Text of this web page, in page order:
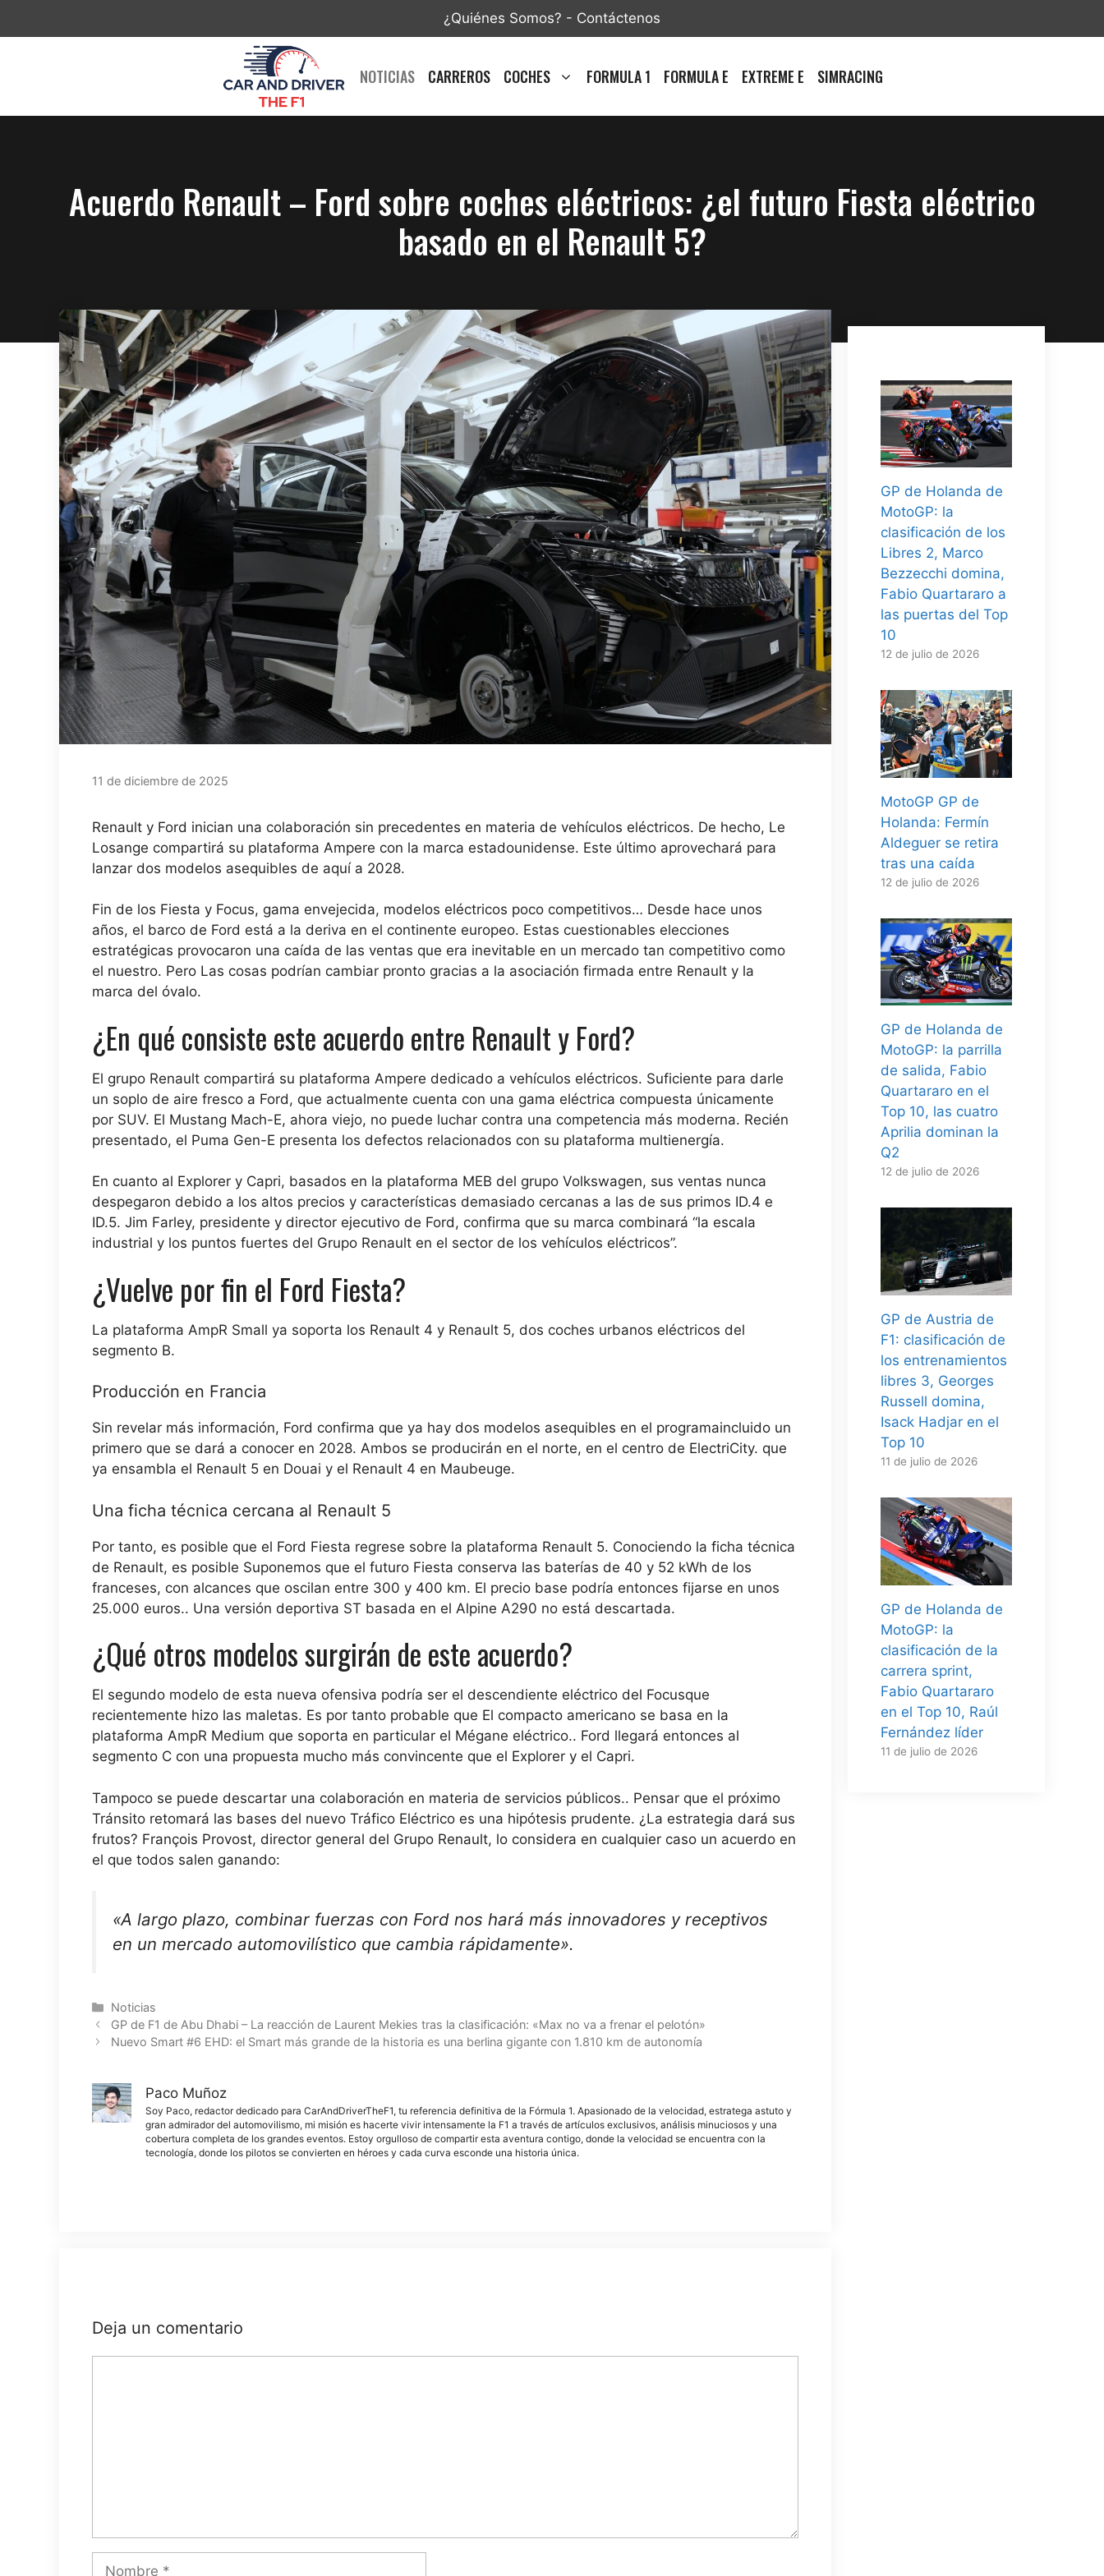
¿Quiénes Somos? - Contáctenos
NOTICIAS CARREROS COCHES FORMULA 1 FORMULA E EXTREME E SIMRACING
Acuerdo Renault – Ford sobre coches eléctricos: ¿el futuro Fiesta eléctrico
basado en el Renault 5?
11 de diciembre de 2025
Renault y Ford inician una colaboración sin precedentes en materia de vehículos eléctricos. De hecho, Le
Losange compartirá su plataforma Ampere con la marca estadounidense. Este último aprovechará para
lanzar dos modelos asequibles de aquí a 2028.
Fin de los Fiesta y Focus, gama envejecida, modelos eléctricos poco competitivos… Desde hace unos
años, el barco de Ford está a la deriva en el continente europeo. Estas cuestionables elecciones
estratégicas provocaron una caída de las ventas que era inevitable en un mercado tan competitivo como
el nuestro. Pero Las cosas podrían cambiar pronto gracias a la asociación firmada entre Renault y la
marca del óvalo.
¿En qué consiste este acuerdo entre Renault y Ford?
El grupo Renault compartirá su plataforma Ampere dedicado a vehículos eléctricos. Suficiente para darle
un soplo de aire fresco a Ford, que actualmente cuenta con una gama eléctrica compuesta únicamente
por SUV. El Mustang Mach-E, ahora viejo, no puede luchar contra una competencia más moderna. Recién
presentado, el Puma Gen-E presenta los defectos relacionados con su plataforma multienergía.
En cuanto al Explorer y Capri, basados ​​en la plataforma MEB del grupo Volkswagen, sus ventas nunca
despegaron debido a los altos precios y características demasiado cercanas a las de sus primos ID.4 e
ID.5. Jim Farley, presidente y director ejecutivo de Ford, confirma que su marca combinará “la escala
industrial y los puntos fuertes del Grupo Renault en el sector de los vehículos eléctricos”.
¿Vuelve por fin el Ford Fiesta?
La plataforma AmpR Small ya soporta los Renault 4 y Renault 5, dos coches urbanos eléctricos del
segmento B.
Producción en Francia
Sin revelar más información, Ford confirma que ya hay dos modelos asequibles en el programaincluido un
primero que se dará a conocer en 2028. Ambos se producirán en el norte, en el centro de ElectriCity. que
ya ensambla el Renault 5 en Douai y el Renault 4 en Maubeuge.
Una ficha técnica cercana al Renault 5
Por tanto, es posible que el Ford Fiesta regrese sobre la plataforma Renault 5. Conociendo la ficha técnica
de Renault, es posible Suponemos que el futuro Fiesta conserva las baterías de 40 y 52 kWh de los
franceses, con alcances que oscilan entre 300 y 400 km. El precio base podría entonces fijarse en unos
25.000 euros.. Una versión deportiva ST basada en el Alpine A290 no está descartada.
¿Qué otros modelos surgirán de este acuerdo?
El segundo modelo de esta nueva ofensiva podría ser el descendiente eléctrico del Focusque
recientemente hizo las maletas. Es por tanto probable que El compacto americano se basa en la
plataforma AmpR Medium que soporta en particular el Mégane eléctrico.. Ford llegará entonces al
segmento C con una propuesta mucho más convincente que el Explorer y el Capri.
Tampoco se puede descartar una colaboración en materia de servicios públicos.. Pensar que el próximo
Tránsito retomará las bases del nuevo Tráfico Eléctrico es una hipótesis prudente. ¿La estrategia dará sus
frutos? François Provost, director general del Grupo Renault, lo considera en cualquier caso un acuerdo en
el que todos salen ganando:
«A largo plazo, combinar fuerzas con Ford nos hará más innovadores y receptivos
en un mercado automovilístico que cambia rápidamente».
Categorías
Noticias
GP de F1 de Abu Dhabi – La reacción de Laurent Mekies tras la clasificación: «Max no va a frenar el pelotón»
Nuevo Smart #6 EHD: el Smart más grande de la historia es una berlina gigante con 1.810 km de autonomía
Paco Muñoz
Soy Paco, redactor dedicado para CarAndDriverTheF1, tu referencia definitiva de la Fórmula 1. Apasionado de la velocidad, estratega astuto y
gran admirador del automovilismo, mi misión es hacerte vivir intensamente la F1 a través de artículos exclusivos, análisis minuciosos y una
cobertura completa de los grandes eventos. Estoy orgulloso de compartir esta aventura contigo, donde la velocidad se encuentra con la
tecnología, donde los pilotos se convierten en héroes y cada curva esconde una historia única.
Deja un comentario
Nombre
GP de Holanda de
MotoGP: la
clasificación de los
Libres 2, Marco
Bezzecchi domina,
Fabio Quartararo a
las puertas del Top
10
12 de julio de 2026
MotoGP GP de
Holanda: Fermín
Aldeguer se retira
tras una caída
12 de julio de 2026
GP de Holanda de
MotoGP: la parrilla
de salida, Fabio
Quartararo en el
Top 10, las cuatro
Aprilia dominan la
Q2
12 de julio de 2026
GP de Austria de
F1: clasificación de
los entrenamientos
libres 3, Georges
Russell domina,
Isack Hadjar en el
Top 10
11 de julio de 2026
GP de Holanda de
MotoGP: la
clasificación de la
carrera sprint,
Fabio Quartararo
en el Top 10, Raúl
Fernández líder
11 de julio de 2026